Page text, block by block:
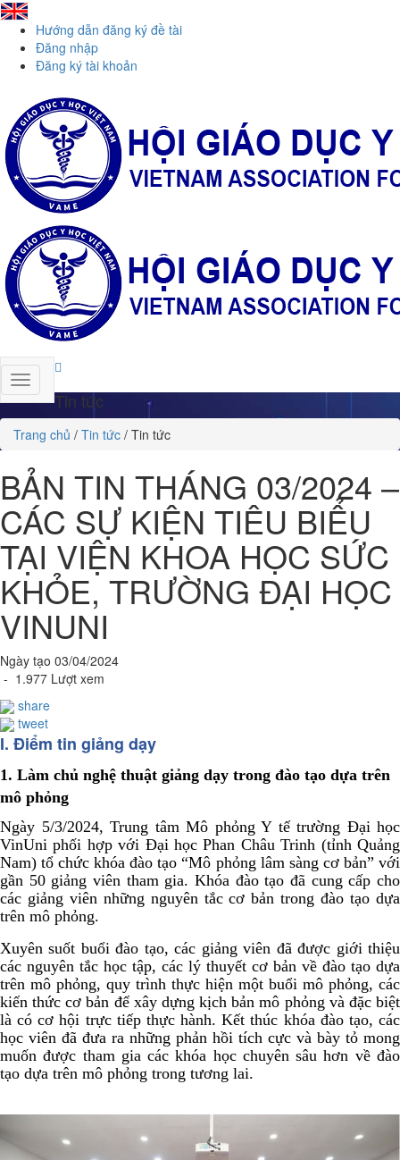
Hướng dẫn đăng ký đề tài
Đăng nhập
Đăng ký tài khoản
Tin tức
Trang chủ / Tin tức / Tin tức
BẢN TIN THÁNG 03/2024 –
CÁC SỰ KIỆN TIÊU BIỂU
TẠI VIỆN KHOA HỌC SỨC
KHỎE, TRƯỜNG ĐẠI HỌC
VINUNI
Ngày tạo 03/04/2024
- 1.977 Lượt xem
share
tweet
I. Điểm tin giảng dạy
1. Làm chủ nghệ thuật giảng dạy trong đào tạo dựa trên
mô phỏng
Ngày 5/3/2024, Trung tâm Mô phỏng Y tế trường Đại học
VinUni phối hợp với Đại học Phan Châu Trinh (tỉnh Quảng
Nam) tổ chức khóa đào tạo “Mô phỏng lâm sàng cơ bản” với
gần 50 giảng viên tham gia. Khóa đào tạo đã cung cấp cho
các giảng viên những nguyên tắc cơ bản trong đào tạo dựa
trên mô phỏng.
Xuyên suốt buổi đào tạo, các giảng viên đã được giới thiệu
các nguyên tắc học tập, các lý thuyết cơ bản về đào tạo dựa
trên mô phỏng, quy trình thực hiện một buổi mô phỏng, các
kiến thức cơ bản để xây dựng kịch bản mô phỏng và đặc biệt
là có cơ hội trực tiếp thực hành. Kết thúc khóa đào tạo, các
học viên đã đưa ra những phản hồi tích cực và bày tỏ mong
muốn được tham gia các khóa học chuyên sâu hơn về đào
tạo dựa trên mô phỏng trong tương lai.